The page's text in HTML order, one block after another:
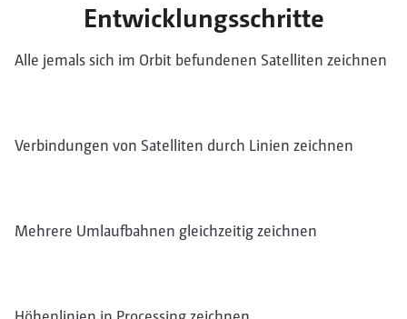
Entwicklungsschritte
Alle jemals sich im Orbit befundenen Satelliten zeichnen
Verbindungen von Satelliten durch Linien zeichnen
Mehrere Umlaufbahnen gleichzeitig zeichnen